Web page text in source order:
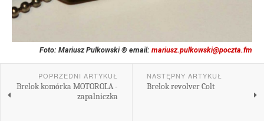
Foto: Mariusz Pulkowski ® email: mariusz.pulkowski@poczta.fm
POPRZEDNI ARTYKUŁ
Brelok komórka MOTOROLA -
zapalniczka
NASTĘPNY ARTYKUŁ
Brelok revolver Colt